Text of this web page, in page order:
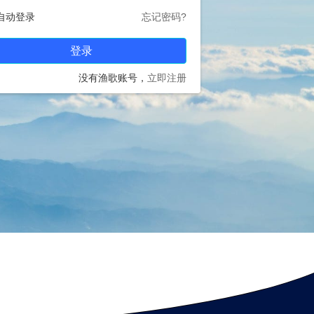
动登录 忘记密码?
登录
没有渔歌账号， 立即注册